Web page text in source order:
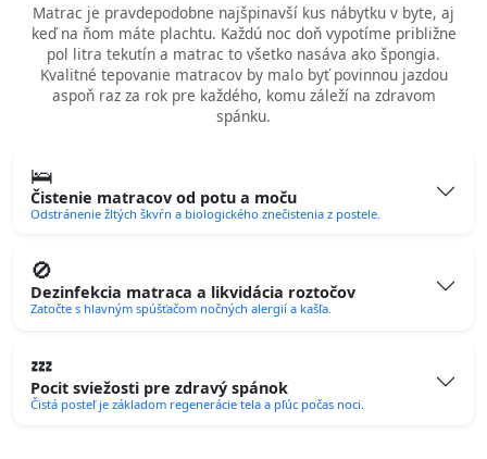
Matrac je pravdepodobne najšpinavší kus nábytku v byte, aj
keď na ňom máte plachtu. Každú noc doň vypotíme približne
pol litra tekutín a matrac to všetko nasáva ako špongia.
Kvalitné tepovanie matracovby malo byť povinnou jazdou
aspoň raz za rok pre každého, komu záleží na zdravom
spánku.
🛌
Čistenie matracov od potu a moču
Odstránenie žltých škvŕn a biologického znečistenia z postele.
🚫
Dezinfekcia matraca a likvidácia roztočov
Zatočte s hlavným spúšťačom nočných alergií a kašľa.
💤
Pocit sviežosti pre zdravý spánok
Čistá posteľ je základom regenerácie tela a pľúc počas noci.